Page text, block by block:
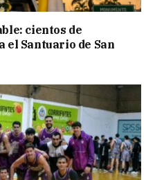
cientos de
el Santuario de San